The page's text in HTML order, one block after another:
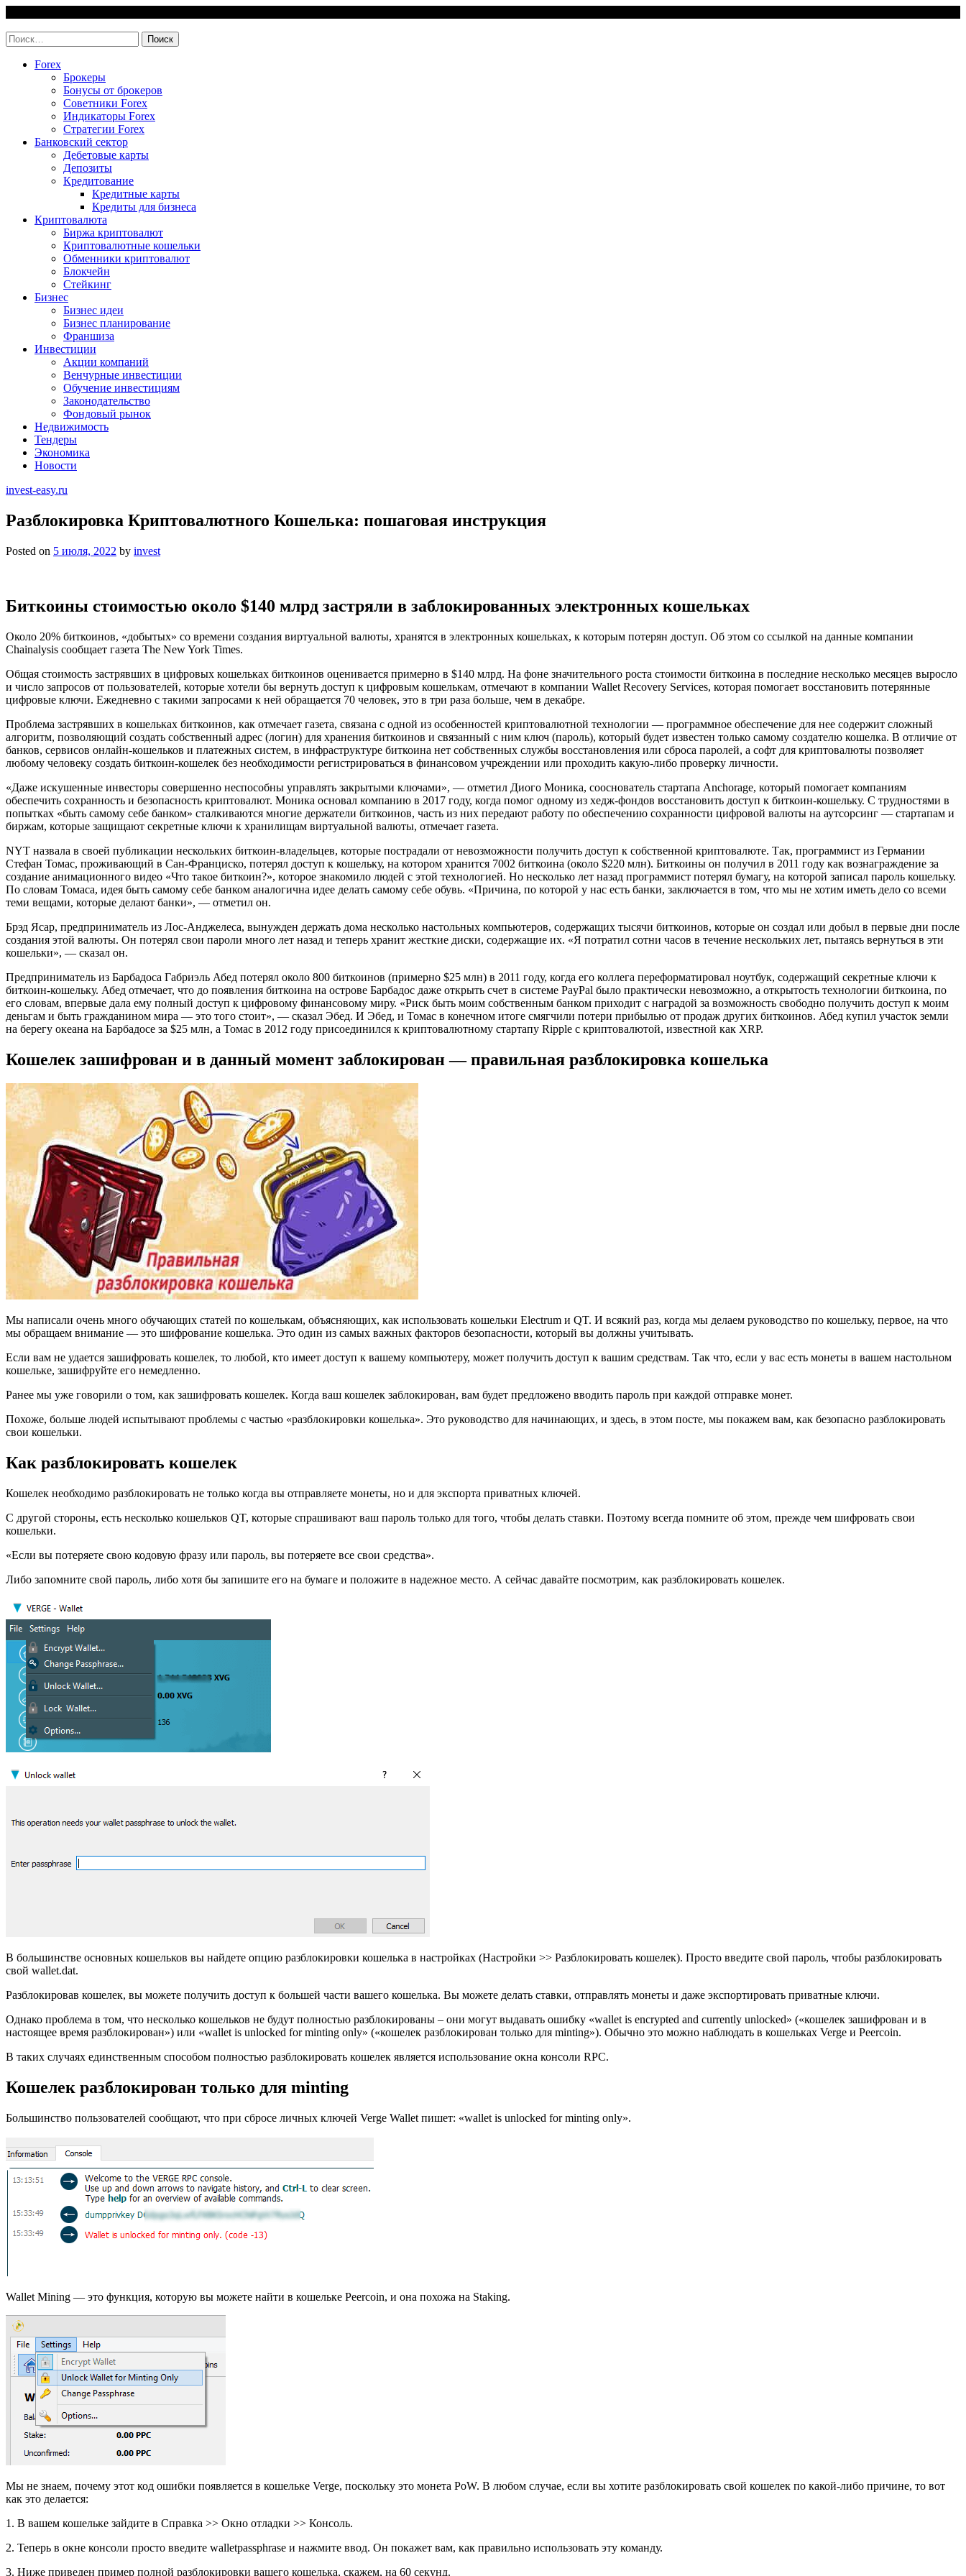
content
Найти:
Forex
Брокеры
Бонусы от брокеров
Советники Forex
Индикаторы Forex
Стратегии Forex
Банковский сектор
Дебетовые карты
Депозиты
Кредитование
Кредитные карты
Кредиты для бизнеса
Криптовалюта
Биржа криптовалют
Криптовалютные кошельки
Обменники криптовалют
Блокчейн
Стейкинг
Бизнес
Бизнес идеи
Бизнес планирование
Франшиза
Инвестиции
Акции компаний
Венчурные инвестиции
Обучение инвестициям
Законодательство
Фондовый рынок
Недвижимость
Тендеры
Экономика
Новости
invest-easy.ru
Разблокировка Криптовалютного Кошелька: пошаговая инструкция
Posted on 5 июля, 2022 by invest
Биткоины стоимостью около $140 млрд застряли в заблокированных электронных кошельках
Около 20% биткоинов, «добытых» со времени создания виртуальной валюты, хранятся в электронных кошельках, к которым потерян доступ. Об этом со ссылкой на данные компании
Chainalysis сообщает газета The New York Times.
Общая стоимость застрявших в цифровых кошельках биткоинов оценивается примерно в $140 млрд. На фоне значительного роста стоимости биткоина в последние несколько месяцев выросло
и число запросов от пользователей, которые хотели бы вернуть доступ к цифровым кошелькам, отмечают в компании Wallet Recovery Services, которая помогает восстановить потерянные
цифровые ключи. Ежедневно с такими запросами к ней обращается 70 человек, это в три раза больше, чем в декабре.
Проблема застрявших в кошельках биткоинов, как отмечает газета, связана с одной из особенностей криптовалютной технологии — программное обеспечение для нее содержит сложный
алгоритм, позволяющий создать собственный адрес (логин) для хранения биткоинов и связанный с ним ключ (пароль), который будет известен только самому создателю кошелка. В отличие от
банков, сервисов онлайн-кошельков и платежных систем, в инфраструктуре биткоина нет собственных службы восстановления или сброса паролей, а софт для криптовалюты позволяет
любому человеку создать биткоин-кошелек без необходимости регистрироваться в финансовом учреждении или проходить какую-либо проверку личности.
«Даже искушенные инвесторы совершенно неспособны управлять закрытыми ключами», — отметил Диого Моника, сооснователь стартапа Anchorage, который помогает компаниям
обеспечить сохранность и безопасность криптовалют. Моника основал компанию в 2017 году, когда помог одному из хедж-фондов восстановить доступ к биткоин-кошельку. С трудностями в
попытках «быть самому себе банком» сталкиваются многие держатели биткоинов, часть из них передают работу по обеспечению сохранности цифровой валюты на аутсорсинг — стартапам и
биржам, которые защищают секретные ключи к хранилищам виртуальной валюты, отмечает газета.
NYT назвала в своей публикации нескольких биткоин-владельцев, которые пострадали от невозможности получить доступ к собственной криптовалюте. Так, программист из Германии
Стефан Томас, проживающий в Сан-Франциско, потерял доступ к кошельку, на котором хранится 7002 биткоина (около $220 млн). Биткоины он получил в 2011 году как вознаграждение за
создание анимационного видео «Что такое биткоин?», которое знакомило людей с этой технологией. Но несколько лет назад программист потерял бумагу, на которой записал пароль кошельку.
По словам Томаса, идея быть самому себе банком аналогична идее делать самому себе обувь. «Причина, по которой у нас есть банки, заключается в том, что мы не хотим иметь дело со всеми
теми вещами, которые делают банки», — отметил он.
Брэд Ясар, предприниматель из Лос-Анджелеса, вынужден держать дома несколько настольных компьютеров, содержащих тысячи биткоинов, которые он создал или добыл в первые дни после
создания этой валюты. Он потерял свои пароли много лет назад и теперь хранит жесткие диски, содержащие их. «Я потратил сотни часов в течение нескольких лет, пытаясь вернуться в эти
кошельки», — сказал он.
Предприниматель из Барбадоса Габриэль Абед потерял около 800 биткоинов (примерно $25 млн) в 2011 году, когда его коллега переформатировал ноутбук, содержащий секретные ключи к
биткоин-кошельку. Абед отмечает, что до появления биткоина на острове Барбадос даже открыть счет в системе PayPal было практически невозможно, а открытость технологии биткоина, по
его словам, впервые дала ему полный доступ к цифровому финансовому миру. «Риск быть моим собственным банком приходит с наградой за возможность свободно получить доступ к моим
деньгам и быть гражданином мира — это того стоит», — сказал Эбед. И Эбед, и Томас в конечном итоге смягчили потери прибылью от продаж других биткоинов. Абед купил участок земли
на берегу океана на Барбадосе за $25 млн, а Томас в 2012 году присоединился к криптовалютному стартапу Ripple с криптовалютой, известной как XRP.
Кошелек зашифрован и в данный момент заблокирован — правильная разблокировка кошелька
Мы написали очень много обучающих статей по кошелькам, объясняющих, как использовать кошельки Electrum и QT. И всякий раз, когда мы делаем руководство по кошельку, первое, на что
мы обращаем внимание — это шифрование кошелька. Это один из самых важных факторов безопасности, который вы должны учитывать.
Если вам не удается зашифровать кошелек, то любой, кто имеет доступ к вашему компьютеру, может получить доступ к вашим средствам. Так что, если у вас есть монеты в вашем настольном
кошельке, зашифруйте его немедленно.
Ранее мы уже говорили о том, как зашифровать кошелек. Когда ваш кошелек заблокирован, вам будет предложено вводить пароль при каждой отправке монет.
Похоже, больше людей испытывают проблемы с частью «разблокировки кошелька». Это руководство для начинающих, и здесь, в этом посте, мы покажем вам, как безопасно разблокировать
свои кошельки.
Как разблокировать кошелек
Кошелек необходимо разблокировать не только когда вы отправляете монеты, но и для экспорта приватных ключей.
С другой стороны, есть несколько кошельков QT, которые спрашивают ваш пароль только для того, чтобы делать ставки. Поэтому всегда помните об этом, прежде чем шифровать свои
кошельки.
«Если вы потеряете свою кодовую фразу или пароль, вы потеряете все свои средства».
Либо запомните свой пароль, либо хотя бы запишите его на бумаге и положите в надежное место. А сейчас давайте посмотрим, как разблокировать кошелек.
В большинстве основных кошельков вы найдете опцию разблокировки кошелька в настройках (Настройки >> Разблокировать кошелек). Просто введите свой пароль, чтобы разблокировать
свой wallet.dat.
Разблокировав кошелек, вы можете получить доступ к большей части вашего кошелька. Вы можете делать ставки, отправлять монеты и даже экспортировать приватные ключи.
Однако проблема в том, что несколько кошельков не будут полностью разблокированы – они могут выдавать ошибку «wallet is encrypted and currently unlocked» («кошелек зашифрован и в
настоящее время разблокирован») или «wallet is unlocked for minting only» («кошелек разблокирован только для minting»). Обычно это можно наблюдать в кошельках Verge и Peercoin.
В таких случаях единственным способом полностью разблокировать кошелек является использование окна консоли RPC.
Кошелек разблокирован только для minting
Большинство пользователей сообщают, что при сбросе личных ключей Verge Wallet пишет: «wallet is unlocked for minting only».
Wallet Mining — это функция, которую вы можете найти в кошельке Peercoin, и она похожа на Staking.
Мы не знаем, почему этот код ошибки появляется в кошельке Verge, поскольку это монета PoW. В любом случае, если вы хотите разблокировать свой кошелек по какой-либо причине, то вот
как это делается:
1. В вашем кошельке зайдите в Справка >> Окно отладки >> Консоль.
2. Теперь в окне консоли просто введите walletpassphrase и нажмите ввод. Он покажет вам, как правильно использовать эту команду.
3. Ниже приведен пример полной разблокировки вашего кошелька, скажем, на 60 секунд.